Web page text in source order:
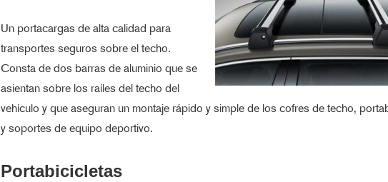
Un portacargas de alta calidad para
transportes seguros sobre el techo.
Consta de dos barras de aluminio que se
asientan sobre los raíles del techo del
vehículo y que aseguran un montaje rápido y simple de los cofres de techo,
y soportes de equipo deportivo.
Portabicicletas